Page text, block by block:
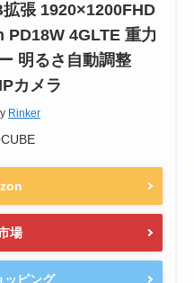
張 1920×1200FHD
4GLTE 重力
明るさ自動調整
カメラ
Rinker
場
ピング